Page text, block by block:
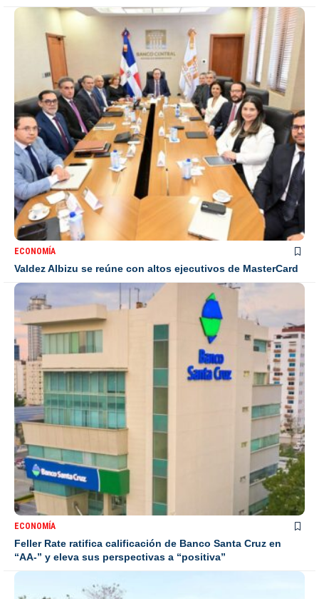
ECONOMÍA
Valdez Albizu se reúne con altos ejecutivos de MasterCard
ECONOMÍA
Feller Rate ratifica calificación de Banco Santa Cruz en
“AA-” y eleva sus perspectivas a “positiva”